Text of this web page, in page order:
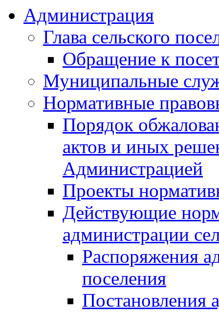
Администрация
Глава сельского
Обращение к
Муниципальные
Нормативные
Порядок
актов и иных
Администрацией
Проекты
Действующие
администрации
Распоряжения
поселения
Постановления